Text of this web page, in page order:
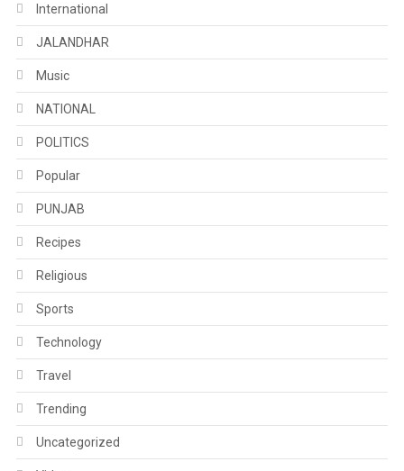
International
JALANDHAR
Music
NATIONAL
POLITICS
Popular
PUNJAB
Recipes
Religious
Sports
Technology
Travel
Trending
Uncategorized